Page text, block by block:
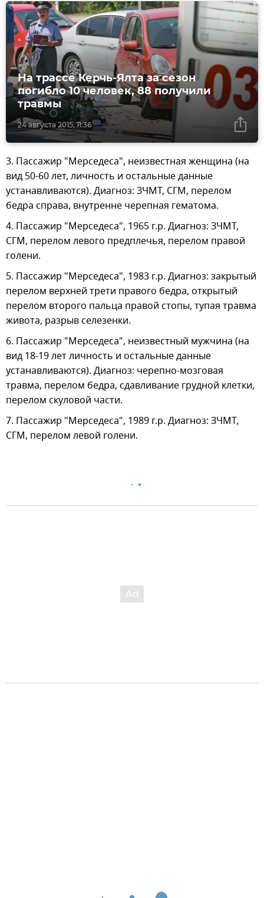
24 августа 2015, 11:36
На трассе Керчь-Ялта за сезон
погибло 10 человек, 88 получили
травмы
3. Пассажир "Мерседеса", неизвестная женщина (на
вид 50-60 лет, личность и остальные данные
устанавливаются). Диагноз: ЗЧМТ, СГМ, перелом
бедра справа, внутренне черепная гематома.
4. Пассажир "Мерседеса", 1965 г.р. Диагноз: ЗЧМТ,
СГМ, перелом левого предплечья, перелом правой
голени.
5. Пассажир "Мерседеса", 1983 г.р. Диагноз: закрытый
перелом верхней трети правого бедра, открытый
перелом второго пальца правой стопы, тупая травма
живота, разрыв селезенки.
6. Пассажир "Мерседеса", неизвестный мужчина (на
вид 18-19 лет личность и остальные данные
устанавливаются). Диагноз: черепно-мозговая
травма, перелом бедра, сдавливание грудной клетки,
перелом скуловой части.
7. Пассажир "Мерседеса", 1989 г.р. Диагноз: ЗЧМТ,
СГМ, перелом левой голени.